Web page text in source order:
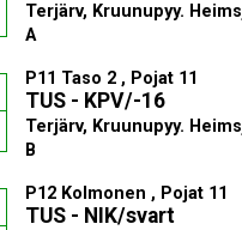
Terjärv, Kruunupyy.
A
P11 Taso 2 , Pojat 11
TUS - KPV/-16
Terjärv, Kruunupyy.
B
P12 Kolmonen , Pojat 11
TUS - NIK/svart